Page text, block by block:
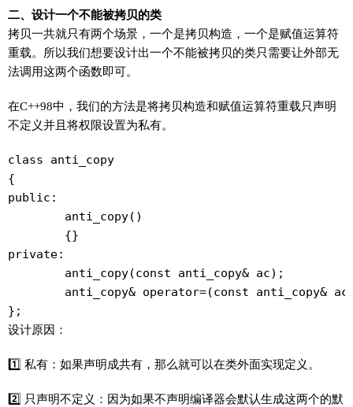
二、设计一个不能被拷贝的类
拷贝一共就只有两个场景，一个是拷贝构造，一个是赋值运算符
重载。所以我们想要设计出一个不能被拷贝的类只需要让外部无
法调用这两个函数即可。
在C++98中，我们的方法是将拷贝构造和赋值运算符重载只声明
不定义并且将权限设置为私有。
class anti_copy
{
public:
private:
设计原因：
1️⃣ 私有：如果声明成共有，那么就可以在类外面实现定义。
2️⃣ 只声明不定义：因为如果不声明编译器会默认生成这两个的默